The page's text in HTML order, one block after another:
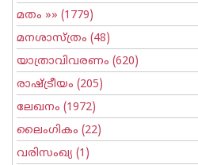
മതം »» (1779)
മനശാസ്ത്രം (48)
യാത്രാവിവരണം (620)
രാഷ്ട്രീയം (205)
ലേഖനം (1972)
ലൈംഗികം (22)
വരിസംഖ്യ (1)